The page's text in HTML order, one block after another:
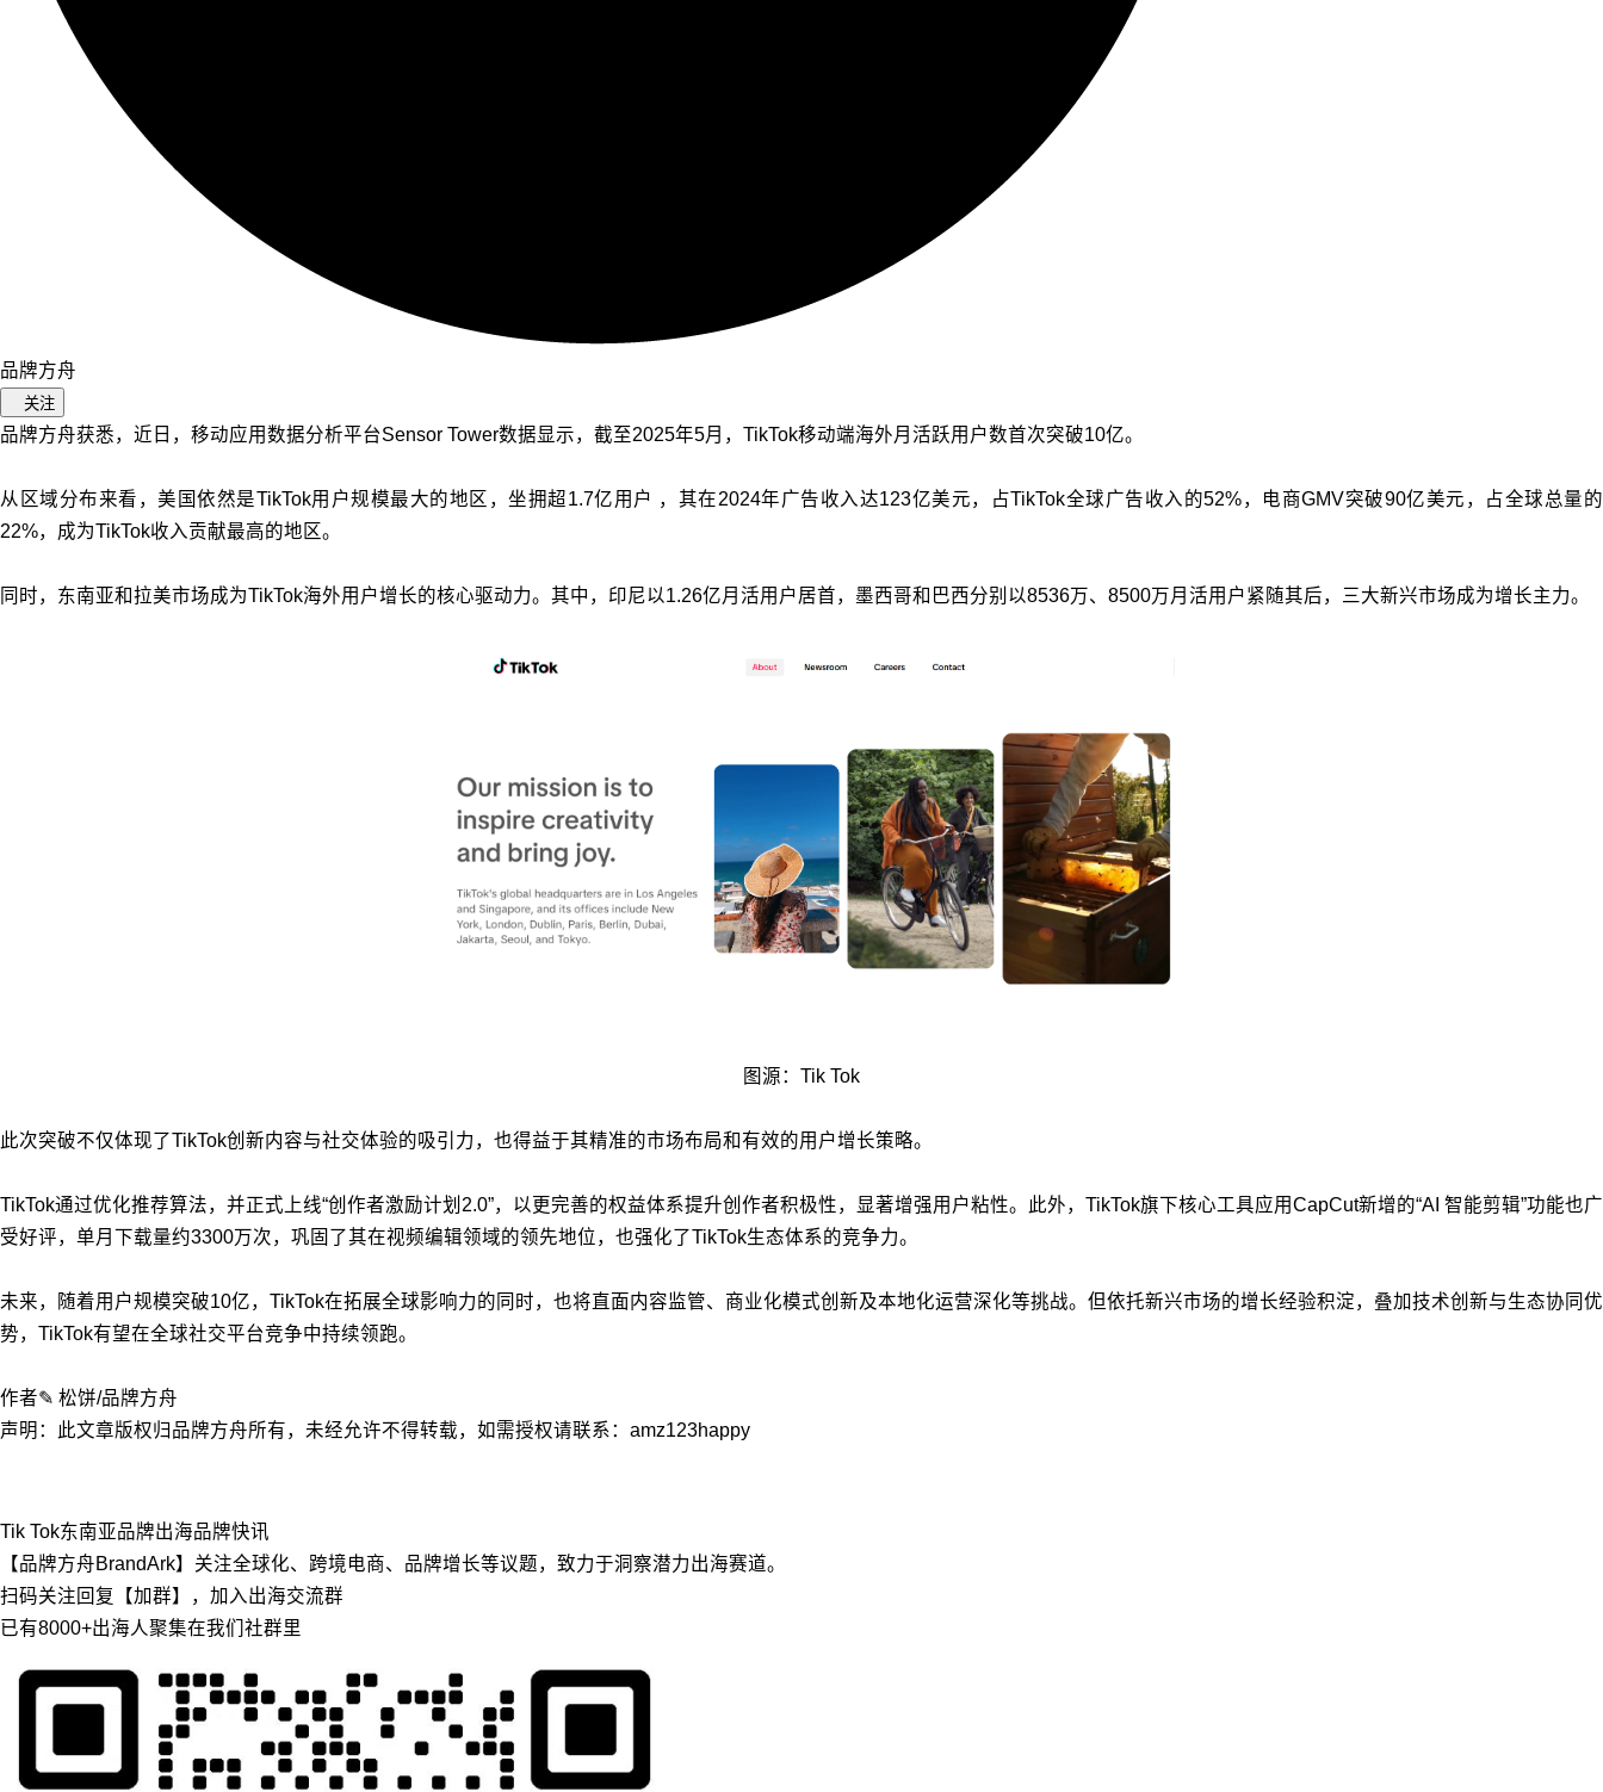
品牌方舟
关注
品牌方舟获悉，近日，移动应用数据分析平台Sensor Tower数据显示，截至2025年5月，TikTok移动端海外月活跃用户数首次突破10亿。
从区域分布来看，美国依然是TikTok用户规模最大的地区，坐拥超1.7亿用户 ，其在2024年广告收入达123亿美元，占TikTok全球广告收入的52%，电商GMV突破90亿美元，占全球总量的
22%，成为TikTok收入贡献最高的地区。
同时，东南亚和拉美市场成为TikTok海外用户增长的核心驱动力。其中，印尼以1.26亿月活用户居首，墨西哥和巴西分别以8536万、8500万月活用户紧随其后，三大新兴市场成为增长主力。
图源：Tik Tok
此次突破不仅体现了TikTok创新内容与社交体验的吸引力，也得益于其精准的市场布局和有效的用户增长策略。
TikTok通过优化推荐算法，并正式上线“创作者激励计划2.0”，以更完善的权益体系提升创作者积极性，显著增强用户粘性。此外，TikTok旗下核心工具应用CapCut新增的“AI 智能剪辑”功能也广
受好评，单月下载量约3300万次，巩固了其在视频编辑领域的领先地位，也强化了TikTok生态体系的竞争力。
未来，随着用户规模突破10亿，TikTok在拓展全球影响力的同时，也将直面内容监管、商业化模式创新及本地化运营深化等挑战。但依托新兴市场的增长经验积淀，叠加技术创新与生态协同优
势，TikTok有望在全球社交平台竞争中持续领跑。
作者✎ 松饼/品牌方舟
声明：此文章版权归品牌方舟所有，未经允许不得转载，如需授权请联系：amz123happy
Tik Tok东南亚品牌出海品牌快讯
【品牌方舟BrandArk】关注全球化、跨境电商、品牌增长等议题，致力于洞察潜力出海赛道。
扫码关注回复【加群】，加入出海交流群
已有8000+出海人聚集在我们社群里